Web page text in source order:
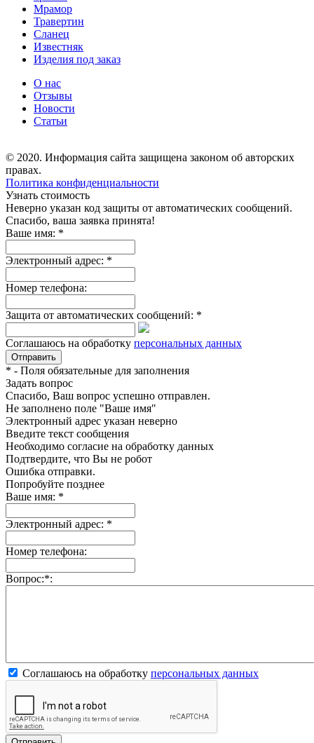
Мрамор
Травертин
Сланец
Известняк
Изделия под заказ
О нас
Отзывы
Новости
Статьи
© 2020. Информация сайта защищена законом об авторских
правах.
Политика конфиденциальности
Узнать стоимость
Неверно указан код защиты от автоматических сообщений.
Спасибо, ваша заявка принята!
Ваше имя: *
Электронный адрес: *
Номер телефона:
Защита от автоматических сообщений: *
Соглашаюсь на обработку персональных данных
* - Поля обязательные для заполнения
Задать вопрос
Спасибо, Ваш вопрос успешно отправлен.
Не заполнено поле "Ваше имя"
Электронный адрес указан неверно
Введите текст сообщения
Необходимо согласие на обработку данных
Подтвердите, что Вы не робот
Ошибка отправки.
Попробуйте позднее
Ваше имя: *
Электронный адрес: *
Номер телефона:
Вопрос:*:
Соглашаюсь на обработку персональных данных